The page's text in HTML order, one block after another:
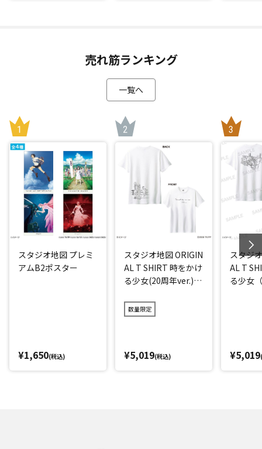
売れ筋ランキング
一覧へ
スタジオ地図 プレミ
アムB2ポスター
¥1,650(税込)
スタジオ地図 ORIGIN
AL T SHIRT 時をかけ
る少女(20周年ver.)
数量限定
¥5,019(税込)
スタジ
AL T
る少女
¥5,019